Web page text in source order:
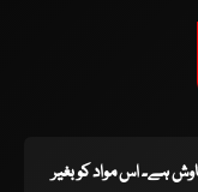
کاوش ہے۔ اس مواد کو بغیر